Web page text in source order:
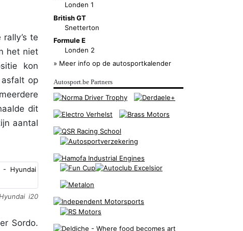
te
het niet
kon
op
dit
aantal
i20
Sordo.
Londen 1
British GT
Snetterton
Formule E
Londen 2
» Meer info op de autosportkalender
Autosport.be Partners